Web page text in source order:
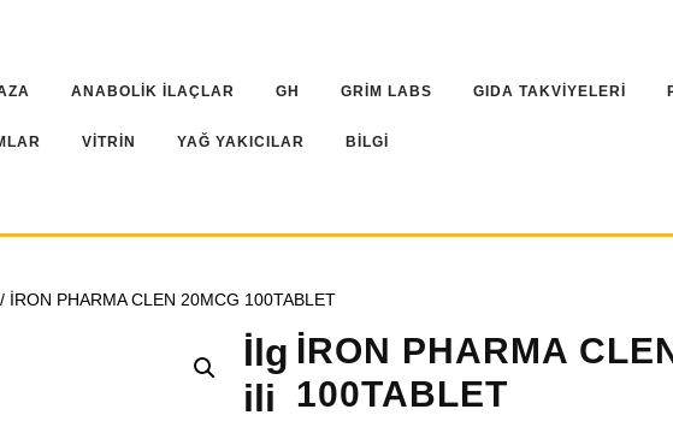
ANABOLİK İLAÇLAR GH GRİM LABS GIDA TAKVİYELERİ
VİTRİN YAĞ YAKICILAR BİLGİ
/ İRON PHARMA CLEN 20MCG 100TABLET
İRON PHARMA
100TABLET
İlg
ili